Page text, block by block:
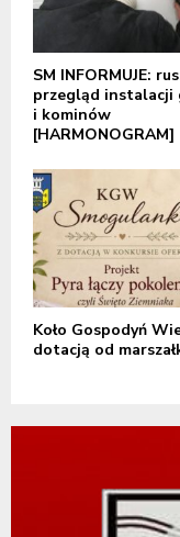
SM INFORMUJE:
przegląd instalacji
i kominów
[HARMONOGRAM]
Koło Gospodyń
dotacją od